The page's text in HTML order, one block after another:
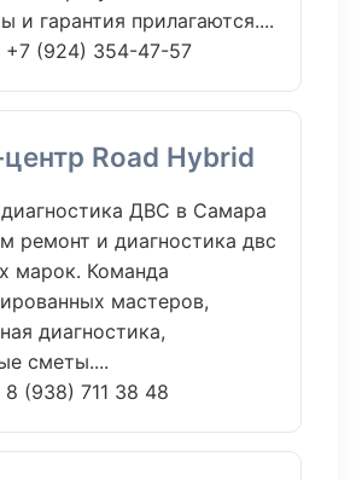
и гарантия прилагаются....
+7 (924) 354-47-57
Road Hybrid
ДВС в Самара
ремонт и диагностика двс
марок. Команда
мастеров,
диагностика,
сметы....
8 (938) 711 38 48